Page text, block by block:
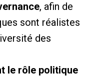
, afin de
sont réalistes
des
le rôle politique